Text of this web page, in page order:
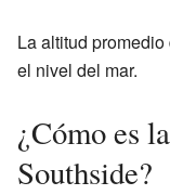
La altitud
el nivel del mar.
¿Cómo es
Southside?